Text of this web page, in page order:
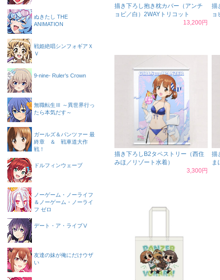
描き下ろし抱き枕カバー（アンチ
ョビ／白）2WAYトリコット
13,200円
描
ョ
描き下ろしB2タペストリー（西住
みほ／リゾート水着）
3,300円
描
ま
ぬきたし THE
ANIMATION
戦姫絶唱シンフォギアＸ
Ｖ
9-nine- Ruler’s Crown
無職転生Ⅲ ～異世界行っ
たら本気だす～
ガールズ＆パンツァー 最
終章 ＆ 戦車道大作
戦！
ドルフィンウェーブ
ノーゲーム・ノーライフ
＆ノーゲーム・ノーライ
フ ゼロ
デート・ア・ライブⅤ
友達の妹が俺にだけウザ
い